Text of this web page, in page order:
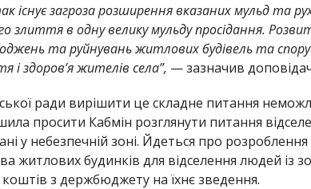
існує загроза розширення вказаних мульд та
злиття в одну велику мульду просідання.
та руйнувань житлових будівель та
і здоров’я жителів села”, — зазначив
ради вирішити це складне питання
просити Кабмін розглянути питання
у небезпечній зоні. Йдеться про
житлових будинків для відселення людей із
коштів з держбюджету на їхнє зведення.